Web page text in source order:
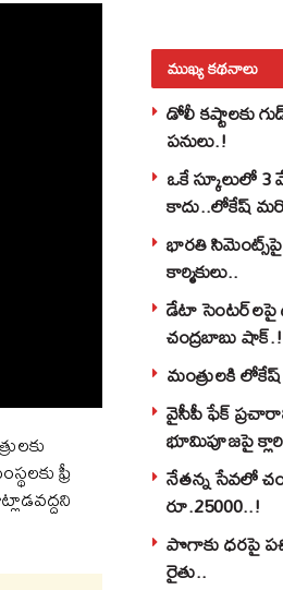
ఫ్రీ
ముఖ్య కథనాలు
డోలీ కష్టాలకు
పనులు.!
ఒకే స్కూలులో 3
కాదు..లోకేష్ మరో
భారతి సిమెంట్స్‌పై
కార్మికులు..
డేటా సెంటర్‌లపై
చంద్రబాబు షాక్‌.!
మంత్రులకి
వైసీపీ ఫేక్
భూమిపూజపై
నేతన్న సేవలో
రూ.25000..!
పొగాకు ధరపై
రైతు..